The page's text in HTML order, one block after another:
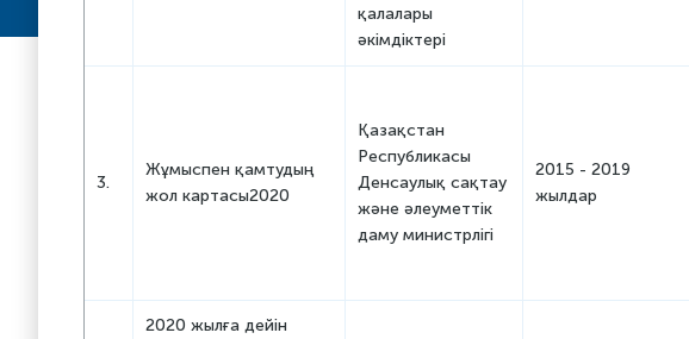
қалалары
әкімдіктері
3.
Жұмыспен қамтудың
жол картасы2020
Қазақстан
Республикасы
Денсаулық сақтау
және әлеуметтік
даму министрлігі
2015 - 2019
жылдар
2020 жылға дейін